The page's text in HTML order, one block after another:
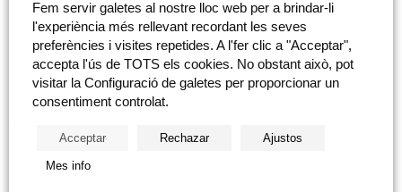
Taller de memoria: «La ciutat de Castelló a la
col·lecció de...
Nicolau Sala San Miguel de la Fundació Caixa Castelló (Carrer d’Enmig,
17. Castelló)....
Fem servir galetes al nostre lloc web per a brindar-li
l'experiència més rellevant recordant les seves
preferències i visites repetides. A l'fer clic a "Acceptar",
accepta l'ús de TOTS els cookies. No obstant això, pot
visitar la Configuració de galetes per proporcionar un
consentiment controlat.
Acceptar Rechazar Ajustos
Mes info